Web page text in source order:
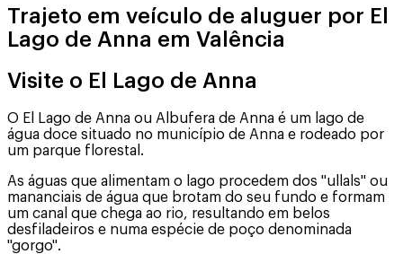
Trajeto em veículo de aluguer por El
Lago de Anna em Valência
Visite o El Lago de Anna
O El Lago de Anna ou Albufera de Anna é um lago de
água doce situado no município de Anna e rodeado por
um parque florestal.
As águas que alimentam o lago procedem dos "ullals" ou
mananciais de água que brotam do seu fundo e formam
um canal que chega ao rio, resultando em belos
desfiladeiros e numa espécie de poço denominada
"gorgo".